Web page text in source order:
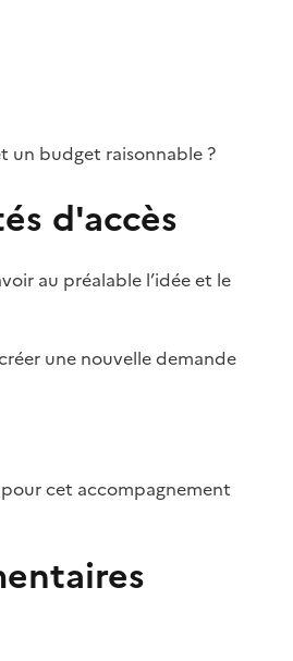
un budget raisonnable ?
d'accès
au préalable l’idée et le
une nouvelle demande
cet accompagnement